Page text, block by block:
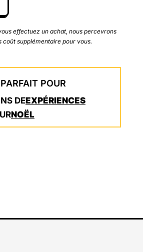
effectuez un achat, nous percevrons
coût supplémentaire pour vous.
POUR
DEEXPÉRIENCES
NOËL